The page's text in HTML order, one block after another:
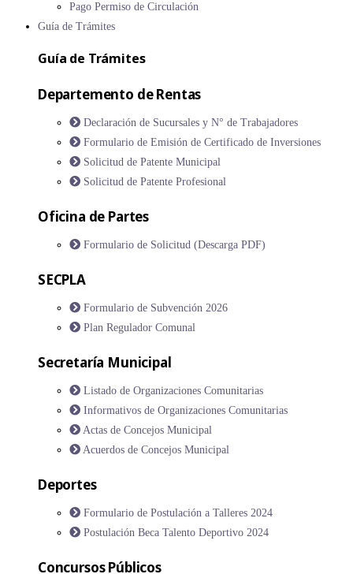
Pago Permiso de Circulación
Guía de Trámites
Guía de Trámites
Departemento de Rentas
Declaración de Sucursales y N° de Trabajadores
Formulario de Emisión de Certificado de Inversiones
Solicitud de Patente Municipal
Solicitud de Patente Profesional
Oficina de Partes
Formulario de Solicitud (Descarga PDF)
SECPLA
Formulario de Subvención 2026
Plan Regulador Comunal
Secretaría Municipal
Listado de Organizaciones Comunitarias
Informativos de Organizaciones Comunitarias
Actas de Concejos Municipal
Acuerdos de Concejos Municipal
Deportes
Formulario de Postulación a Talleres 2024
Postulación Beca Talento Deportivo 2024
Concursos Públicos